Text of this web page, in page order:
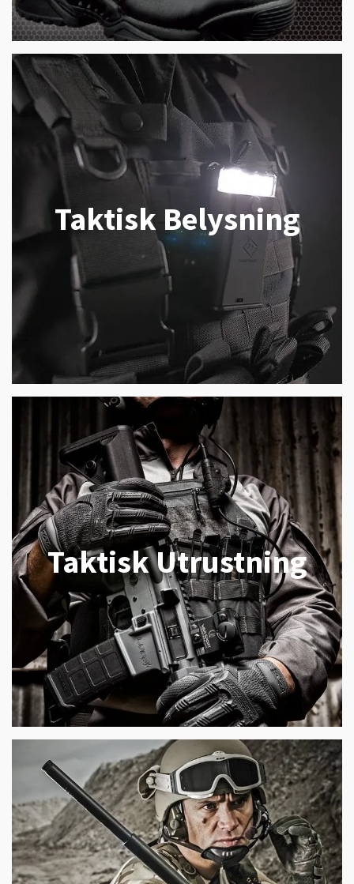
Taktisk Belysning
Taktisk Utrustning